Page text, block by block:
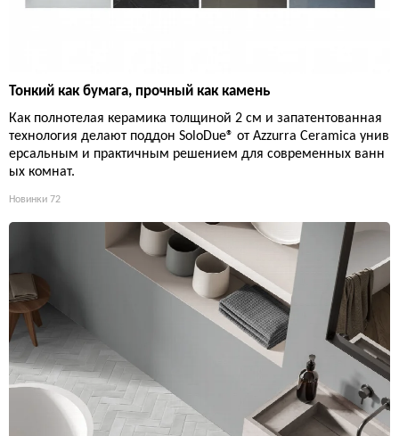
Тонкий как бумага, прочный как камень
Как полнотелая керамика толщиной 2 см и запатентованная
технология делают поддон SoloDue® от Azzurra Ceramica унив
ерсальным и практичным решением для современных ванн
ых комнат.
Новинки 72